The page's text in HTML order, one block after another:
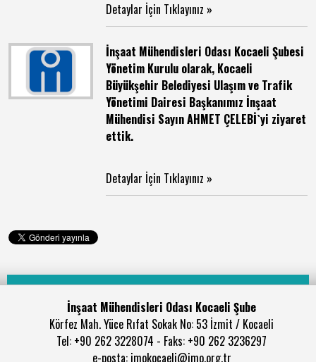
Detaylar İçin Tıklayınız »
İnşaat Mühendisleri Odası Kocaeli Şubesi
Yönetim Kurulu olarak, Kocaeli
Büyükşehir Belediyesi Ulaşım ve Trafik
Yönetimi Dairesi Başkanımız İnşaat
Mühendisi Sayın AHMET ÇELEBİ`yi ziyaret
ettik.
Detaylar İçin Tıklayınız »
İnşaat Mühendisleri Odası Kocaeli Şube
Körfez Mah. Yüce Rıfat Sokak No: 53 İzmit / Kocaeli
Tel: +90 262 3228074 - Faks: +90 262 3236297
e-posta: imokocaeli@imo.org.tr